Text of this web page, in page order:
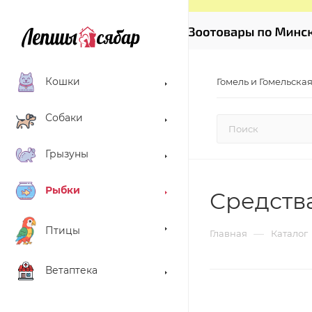
Гомель и
Кошки
Собаки
Грызуны
Рыбки
Птицы
Ветаптека
Главная — Каталог